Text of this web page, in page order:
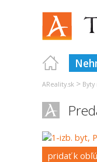
AReality.sk >
pridať k